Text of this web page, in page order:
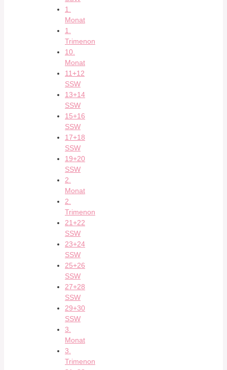
1.
Monat
1.
Trimenon
10.
Monat
11+12
SSW
13+14
SSW
15+16
SSW
17+18
SSW
19+20
SSW
2.
Monat
2.
Trimenon
21+22
SSW
23+24
SSW
25+26
SSW
27+28
SSW
29+30
SSW
3.
Monat
3.
Trimenon